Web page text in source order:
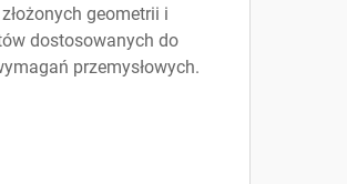
geometrii i
dostosowanych do
przemysłowych.